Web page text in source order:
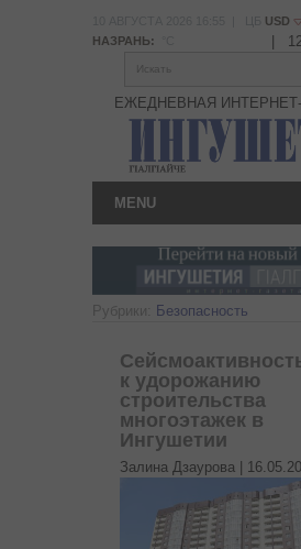
USD
НАЗРАНЬ:
Искать
ЕЖЕДНЕВНАЯ
MENU
Рубрики: Безопасность
к удорожанию
строительства
многоэтажек в
Ингушетии
Залина Дзаурова |